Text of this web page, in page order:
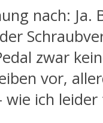
nach: Ja.
zwar
vor,
wie ich